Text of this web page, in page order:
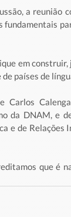
a reunião
fundamentais
em
países de
da DNAM, e
e de Relações
que é